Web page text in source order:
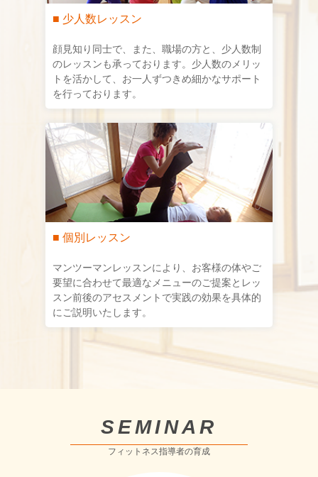
■ 少人数レッスン
顔見知り同士で、また、職場の方と、少人数制
のレッスンも承っております。少人数のメリッ
トを活かして、お一人ずつきめ細かなサポート
を行っております。
■ 個別レッスン
マンツーマンレッスンにより、お客様の体やご
要望に合わせて最適なメニューのご提案とレッ
スン前後のアセスメントで実践の効果を具体的
にご説明いたします。
SEMINAR
フィットネス指導者の育成